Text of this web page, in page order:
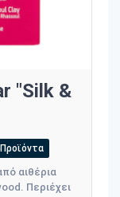
"Silk &
αιθέρια
Περιέχει